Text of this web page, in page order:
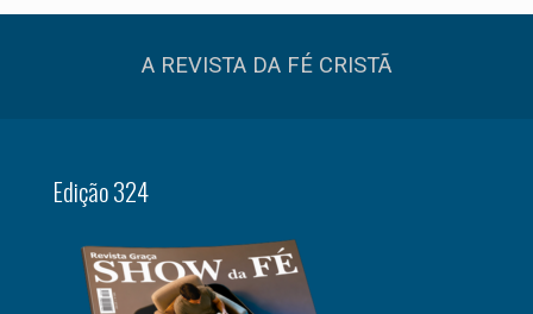
A REVISTA DA FÉ CRISTÃ
Edição 324